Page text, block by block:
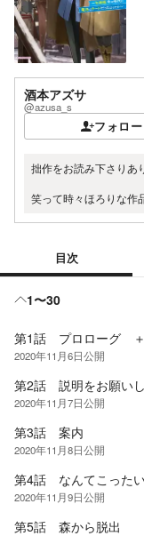
酒本アズサ
@azusa_s
フォロー
拙作をお読み下さりあ
笑って時々ほろりな作
目次
1〜30
第1話 プロローグ
2020年11月6日公開
第2話 説明をお願い
2020年11月7日公開
第3話 案内
2020年11月8日公開
第4話 なんてこった
2020年11月9日公開
第5話 森から脱出